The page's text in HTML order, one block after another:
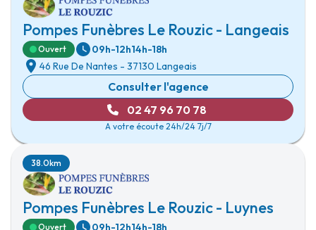
Pompes Funèbres Le Rouzic - Langeais
Ouvert 09h-12h14h-18h
46 Rue De Nantes - 37130 Langeais
Consulter l'agence
02 47 96 70 78
A votre écoute 24h/24 7j/7
Pompes Funèbres Le Rouzic - Luynes
38.0km
Ouvert 09h-12h14h-18h